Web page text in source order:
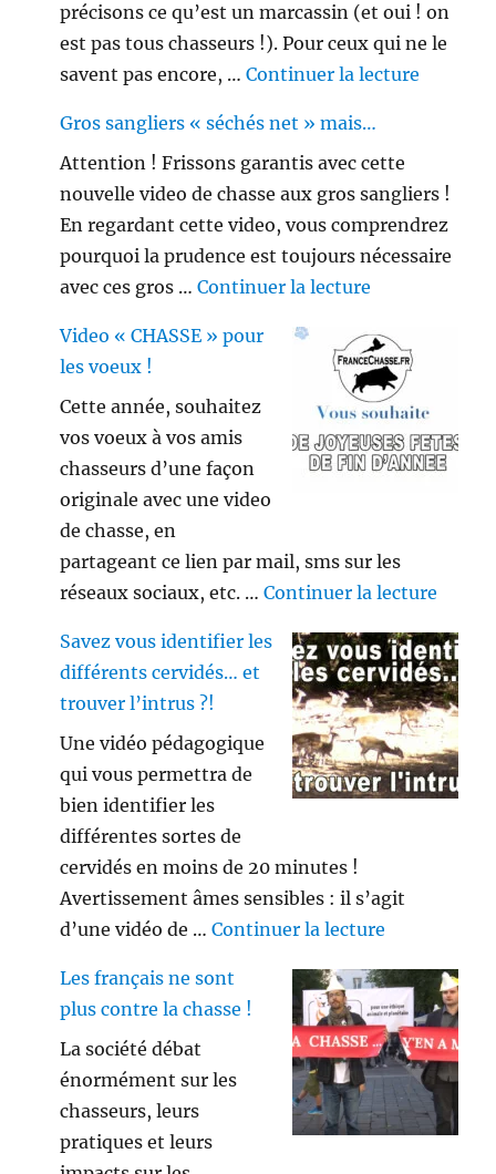
précisons ce qu’est un marcassin (et oui ! on
est pas tous chasseurs !). Pour ceux qui ne le
savent pas encore, …Continuer la lecture
Gros sangliers « séchés net » mais…
Attention ! Frissons garantis avec cette
nouvelle video de chasse aux gros sangliers !
En regardant cette video, vous comprendrez
pourquoi la prudence est toujours nécessaire
avec ces gros …Continuer la lecture
Video « CHASSE » pour
les voeux !
Cette année, souhaitez
vos voeux à vos amis
chasseurs d’une façon
originale avec une video
de chasse, en
partageant ce lien par mail, sms sur les
réseaux sociaux, etc. …Continuer la lecture
Savez vous identifier les
différents cervidés… et
trouver l’intrus ?!
Une vidéo pédagogique
qui vous permettra de
bien identifier les
différentes sortes de
cervidés en moins de 20 minutes !
Avertissement âmes sensibles : il s’agit
d’une vidéo de …Continuer la lecture
Les français ne sont
plus contre la chasse !
La société débat
énormément sur les
chasseurs, leurs
pratiques et leurs